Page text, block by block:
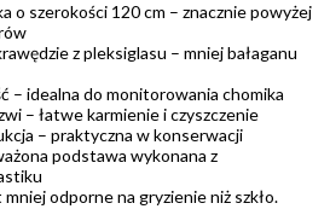
o szerokości 120 cm – znacznie powyżej
z pleksiglasu – mniej bałaganu
– idealna do monitorowania chomika
– łatwe karmienie i czyszczenie
– praktyczna w konserwacji
podstawa wykonana z
odporne na gryzienie niż szkło.